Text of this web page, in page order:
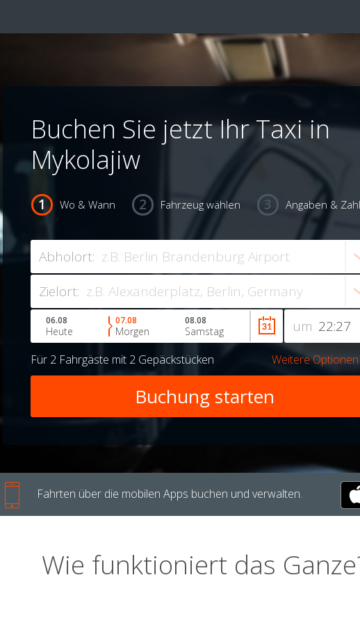
Buchen Sie jetzt Ihr Taxi in
Mykolajiw
Wo & Wann Fahrzeug wählen Angaben &
Abholort:
Zielort:
um
06.08
Heute
07.08
Morgen
08.08
Samstag
Für 2 Fahrgäste mit 2 Gepäckstücken Weitere Optionen
Fahrten über die mobilen Apps buchen und verwalten.
Wie funktioniert das